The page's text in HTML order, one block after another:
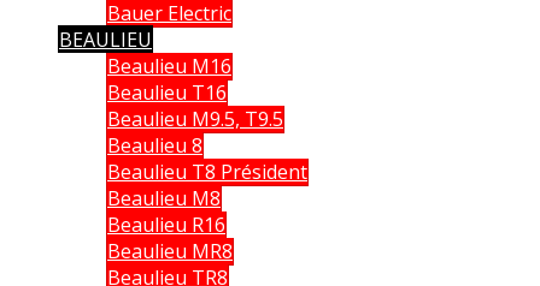
Bauer Electric
BEAULIEU
Beaulieu M16
Beaulieu T16
Beaulieu M9.5, T9.5
Beaulieu 8
Beaulieu T8 Président
Beaulieu M8
Beaulieu R16
Beaulieu MR8
Beaulieu TR8